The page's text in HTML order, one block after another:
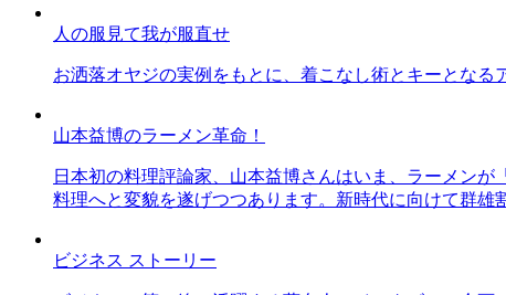
人の服見て我が服直せ
お洒落オヤジの実例をもとに、着こなし術とキーとなる
山本益博のラーメン革命！
日本初の料理評論家、山本益博さんはいま、ラーメン
料理へと変貌を遂げつつあります。新時代に向けて群雄
ビジネス ストーリー